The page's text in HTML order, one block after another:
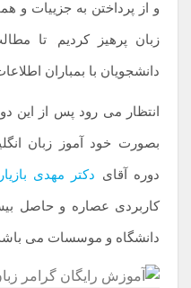
و از پرداختن به جزییات و
زبان پرهیز کردیم تا
دانشجویان با بمباران
انتظار می رود پس از این
بصورت خود آموز زبان
دوره آقای دکتر مهدی بازیار
دانشگاه و موسسات می